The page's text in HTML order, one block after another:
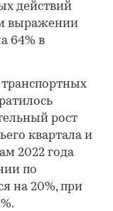
действий
выражении
64% в
рост
квартала и
2022 года
по
на 20%, при